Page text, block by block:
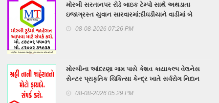
મોરબી સરતાનપર રોડે બાઇક ટેમ્પો સાથે અથડાતા
ઇજાગ્રસ્ત યુવાન સારવારમાં:દીઘડીયાને વાડીમાં બે
08-08-2026 07:26 PM
મોરબીના આંદરણા ગામ પાસે કેશવ કાયાકલ્પ વેલનેસ
સેન્ટર પ્રાકૃતિક ચિકિત્સા કેન્દ્ર ખાતે સર્વરોગ નિદાન
08-08-2026 05:29 PM